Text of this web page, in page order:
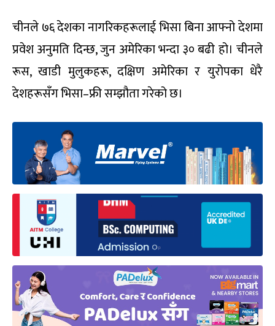
चीनले ७६ देशका नागरिकहरूलाई भिसा बिना आफ्नो देशमा
प्रवेश अनुमति दिन्छ, जुन अमेरिका भन्दा ३० बढी हो। चीनले
रूस, खाडी मुलुकहरू, दक्षिण अमेरिका र युरोपका धेरै
देशहरूसँग भिसा–फ्री सम्झौता गरेको छ।